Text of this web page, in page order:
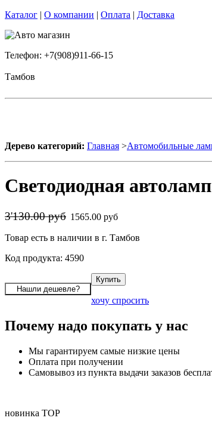
Каталог | О компании | Оплата | Доставка
Телефон: +7(908)911-66-15
Тамбов
Дерево категорий: Главная >Автомобильные
Светодиодная
3'130.00 руб 1565.00 руб
Товар есть в наличии в г. Тамбов
Код продукта: 4590
хочу спросить
Почему надо покупать у нас
Мы гарантируем самые низкие цены
Оплата при получении
Самовывоз из пункта выдачи заказов
новинка TOP